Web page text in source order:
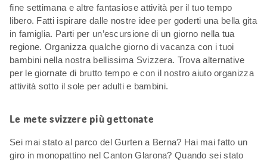
fine settimana e altre fantasiose attività per il tuo tempo
libero. Fatti ispirare dalle nostre idee per goderti una bella gita
in famiglia. Parti per un’escursione di un giorno nella tua
regione. Organizza qualche giorno di vacanza con i tuoi
bambini nella nostra bellissima Svizzera. Trova alternative
per le giornate di brutto tempo e con il nostro aiuto organizza
attività sotto il sole per adulti e bambini.
Le mete svizzere più gettonate
Sei mai stato al parco del Gurten a Berna? Hai mai fatto un
giro in monopattino nel Canton Glarona? Quando sei stato